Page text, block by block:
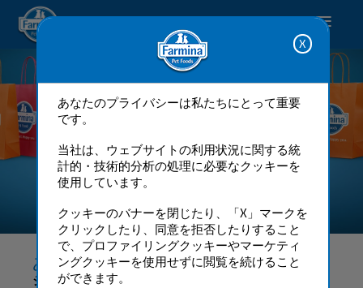
あなたのプライバシーは私たちにとって重要
です。
当社は、ウェブサイトの利用状況に関する統
計的・技術的分析の処理に必要なクッキーを
使用しています。
クッキーのバナーを閉じたり、「X」マークを
クリックしたり、同意を拒否したりすること
で、プロファイリングクッキーやマーケティ
ングクッキーを使用せずに閲覧を続けること
ができます。
Happy pet. Happy you.
あなたのショピングカート
あなたのカート
ショッピングカートが空です.